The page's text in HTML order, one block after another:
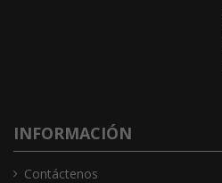
INFORMACIÓN
Contáctenos